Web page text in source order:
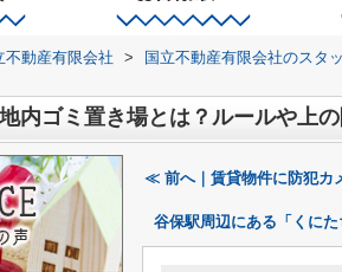
不動産有限会社 > 国立不動産有限会社のスタ
内ゴミ置き場とは？ルールや上
≪ 前へ｜賃貸物件に防犯カ
谷保駅周辺にある「くに